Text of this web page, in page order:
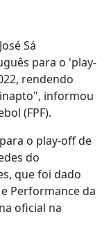
Sá
para o 'play-
rendendo
informou
(FPF).
o play-off de
do
que foi dado
Performance da
oficial na